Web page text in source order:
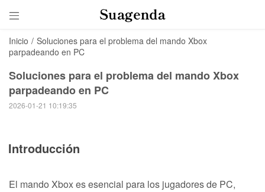

Inicio / Soluciones para el problema del mando Xbox
parpadeando en PC
Soluciones para el problema del mando Xbox
parpadeando en PC
2026-01-21 10:19:35
Introducción
El mando Xbox es esencial para los jugadores de PC,